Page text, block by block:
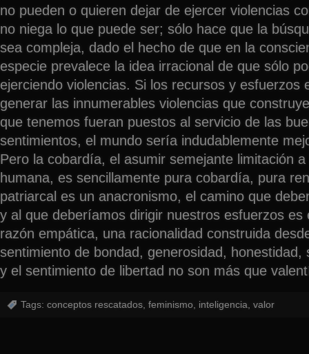
no pueden o quieren dejar de ejercer violencias
no niega lo que puede ser; sólo hace que la
sea compleja, dado el hecho de que en la
especie prevalece la idea irracional de que sólo
ejerciendo violencias. Si los recursos y esfuerzos
generar las innumerables violencias que
que tenemos fueran puestos al servicio de las
sentimientos, el mundo sería indudablemente
Pero la cobardía, el asumir semejante limitación
humana, es sencillamente pura cobardía, pura
patriarcal es un anacronismo, el camino que
y al que deberíamos dirigir nuestros esfuerzos es
razón empática, una racionalidad construida
sentimiento de bondad, generosidad, honestidad,
y el sentimiento de libertad no son más que
Tags: conceptos rescatados, feminismo, inteligencia, valor